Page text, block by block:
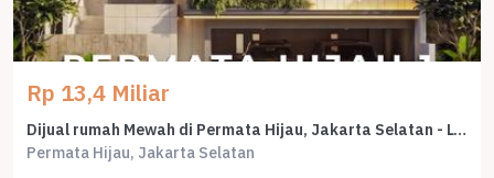
Rp 13,4 Miliar
Dijual rumah Mewah di Permata Hijau, Jakarta Selatan - LT 151m²
Permata Hijau, Jakarta Selatan